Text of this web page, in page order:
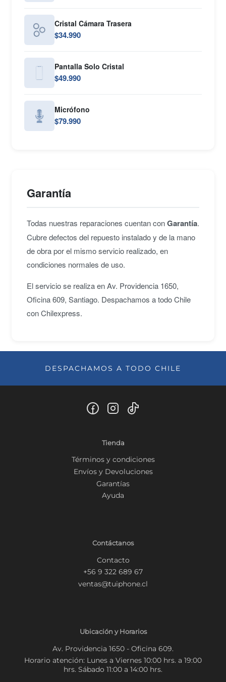
Cristal Cámara Trasera
$34.990
Pantalla Solo Cristal
$49.990
Micrófono
$79.990
Garantía
Todas nuestras reparaciones cuentan conGarantía.
Cubre defectos del repuesto instalado y de la mano
de obra por el mismo servicio realizado, en
condiciones normales de uso.
El servicio se realiza en Av. Providencia 1650,
Oficina 609, Santiago. Despachamos a todo Chile
con Chilexpress.
DESPACHAMOS A TODO CHILE
Tienda
Términos y condiciones
Envíos y Devoluciones
Garantías
Ayuda
Contáctanos
Contacto
+56 9 322 689 67
ventas@tuiphone.cl
Ubicación y Horarios
Av. Providencia 1650 - Oficina 609.
Horario atención: Lunes a Viernes 10:00 hrs. a 19:00
hrs. Sábado 11:00 a 14:00 hrs.